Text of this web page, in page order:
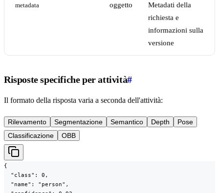
metadata oggetto
Metadati della
richiesta e
informazioni sulla
versione
Risposte specifiche per attività#
Il formato della risposta varia a seconda dell'attività:
Rilevamento Segmentazione Semantico Depth
Pose
Classificazione
OBB
{
  "class": 0,
  "name": "person",